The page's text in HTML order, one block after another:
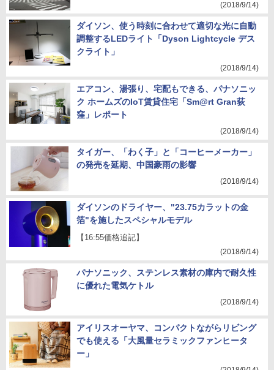
(2018/9/14)
ダイソン、使う時刻に合わせて適切な光に自動
調整するLEDライト「Dyson Lightcycle デス
クライト」
(2018/9/14)
エアコン、湯張り、宅配もできる、パナソニッ
ク ホームズのIoT賃貸住宅「Sm@rt Gran荻
窪」レポート
(2018/9/14)
タイガー、「わく子」と「コーヒーメーカー」
の発売を延期、中国豪雨の影響
(2018/9/14)
ダイソンのドライヤー、"23.75カラットの金
箔"を施したスペシャルモデル
【16:55価格追記】
(2018/9/14)
パナソニック、ステンレス素材の庫内で耐久性
に優れた電気ケトル
(2018/9/14)
アイリスオーヤマ、コンパクトながらリビング
でも使える「大風量セラミックファンヒータ
ー」